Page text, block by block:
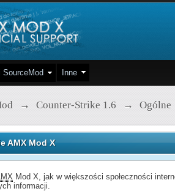
SourceMod Inne
→ Counter-Strike 1.6 → Ogólne
AMX Mod X
Mod X, jak w większości społeczności
informacji.